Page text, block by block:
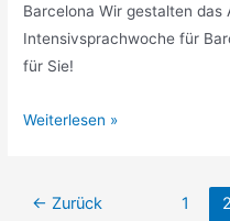
Barcelona Wir gestalten das
Intensivsprachwoche für
für Sie!
Gruppenangebot
Intensivsprachwoche
Weiterlesen »
← Zurück 1 2